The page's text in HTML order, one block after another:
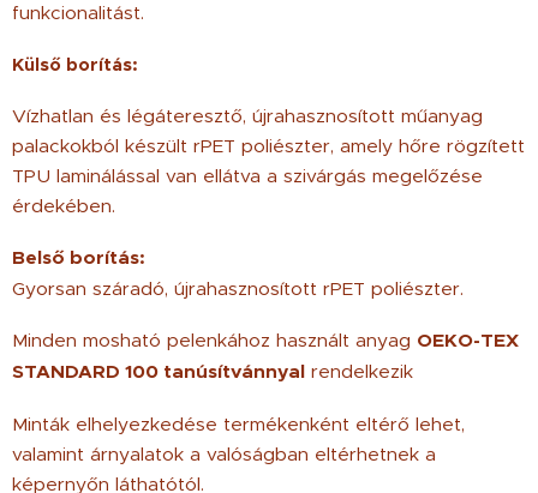
funkcionalitást.
Külső borítás:
Vízhatlan és légáteresztő, újrahasznosított műanyag
palackokból készült rPET poliészter, amely hőre rögzített
TPU laminálással van ellátva a szivárgás megelőzése
érdekében.
Belső borítás:
Gyorsan száradó, újrahasznosított rPET poliészter.
Minden mosható pelenkához használt anyag OEKO-TEX
STANDARD 100 tanúsítvánnyal rendelkezik
Minták elhelyezkedése termékenként eltérő lehet,
valamint árnyalatok a valóságban eltérhetnek a
képernyőn láthatótól.